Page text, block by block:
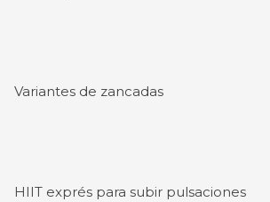
Variantes de zancadas
HIIT exprés para subir pulsaciones